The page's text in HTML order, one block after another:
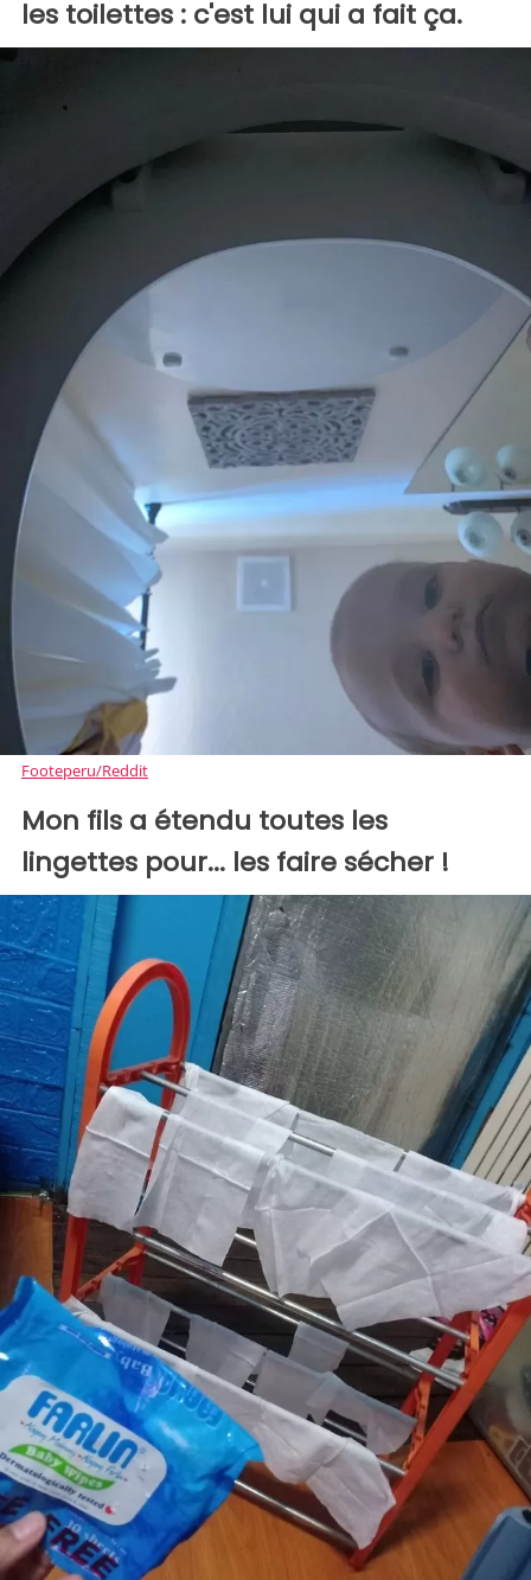
les toilettes : c'est lui qui a fait ça.
Footeperu/Reddit
Mon fils a étendu toutes les
lingettes pour... les faire sécher !